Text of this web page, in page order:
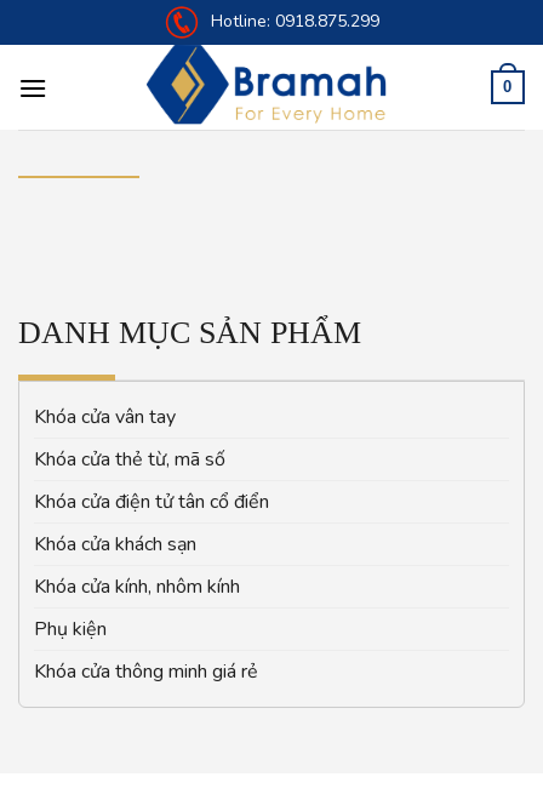
to
Hotline: 0918.875.299
0
DANH MỤC SẢN PHẨM
Khóa cửa vân tay
Khóa cửa thẻ từ, mã số
Khóa cửa điện tử tân cổ điển
Khóa cửa khách sạn
Khóa cửa kính, nhôm kính
Phụ kiện
Khóa cửa thông minh giá rẻ